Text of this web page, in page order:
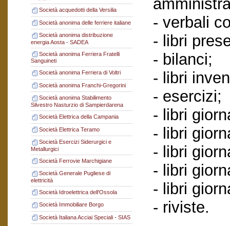
Società acquedotti della Versilia
Società anonima delle ferriere italiane
Società anonima distribuzione
energia Aosta - SADEA
Società anonima Ferriera Fratelli
Sanguineti
Società anonima Ferriera di Voltri
Società anonima Franchi-Gregorini
Società anonima Stabilimento
Silvestro Nasturzio di Sampierdarena
Società Elettrica della Campania
Società Elettrica Teramo
Società Esercizi Siderurgici e
Metallurgici
Società Ferrovie Marchigiane
Società Generale Pugliese di
elettricità
Società Idroelettrica dell'Ossola
Società Immobiliare Borgo
Società Italiana Acciai Speciali - SIAS
- verbali
- libri
- bilanci;
- libri
- esercizi;
- libri
- libri
- libri
- libri
- libri
- riviste.